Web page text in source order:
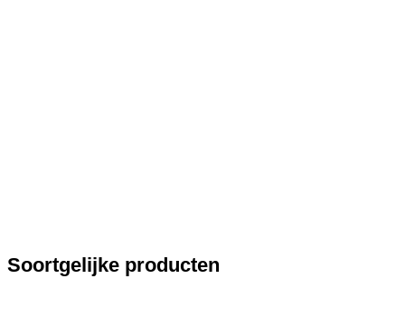
Soortgelijke producten